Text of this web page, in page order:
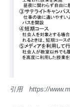
引用 https://